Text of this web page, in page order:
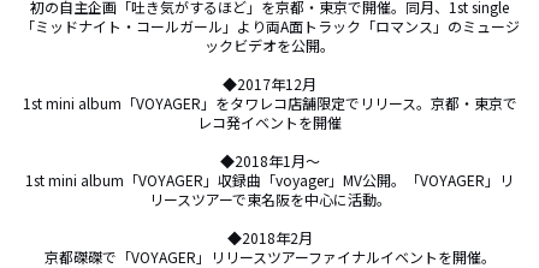
初の自主企画「吐き気がするほど」を京都・東京で開催。同月、1st single
「ミッドナイト・コールガール」より両A面トラック「ロマンス」のミュージ
ックビデオを公開。
◆2017年12月
1st mini album「VOYAGER」をタワレコ店舗限定でリリース。京都・東京で
レコ発イベントを開催
◆2018年1月〜
1st mini album「VOYAGER」収録曲「voyager」MV公開。「VOYAGER」リ
リースツアーで東名阪を中心に活動。
◆2018年2月
京都磔磔で「VOYAGER」リリースツアーファイナルイベントを開催。